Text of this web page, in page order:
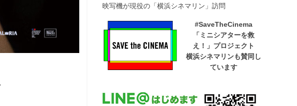
映写機が現役の「横浜シネマリン」訪問
#SaveTheCinema
「ミニシアターを救
え！」プロジェクト
横浜シネマリンも賛同し
ています